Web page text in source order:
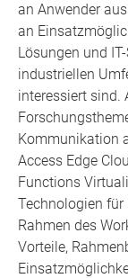
an Anwender
an
Lösungen und
industriellen
interessiert sind.
Kommunikation
Access Edge
Functions
Technologien
Rahmen des
Vorteile,